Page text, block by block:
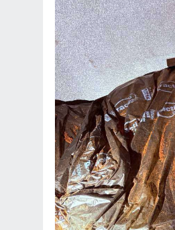
07.08.2026г.
да изпраща
07.08.2026г.
от рекорден
07.08.2026г.
Богородица
07.08.2026г.
удариха склад